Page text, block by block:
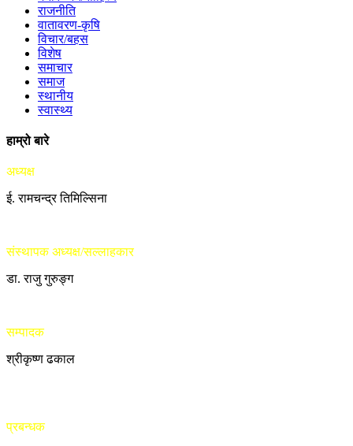
राजनीति
वातावरण-कृषि
विचार/बहस
विशेष
समाचार
समाज
स्थानीय
स्वास्थ्य
हाम्रो बारे
अध्यक्ष
ई. रामचन्द्र तिमिल्सिना
संस्थापक अध्यक्ष/सल्लाहकार
डा. राजु गुरुङ्ग
सम्पादक
श्रीकृष्ण ढकाल
प्रबन्धक